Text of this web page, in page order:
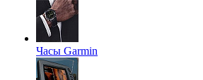
Часы Garmin